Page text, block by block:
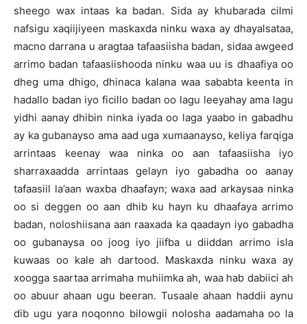
sheego wax intaas ka badan. Sida ay khubarada cilmi
nafsigu xaqiijiyeen maskaxda ninku waxa ay dhayalsataa,
macno darrana u aragtaa tafaasiisha badan, sidaa awgeed
arrimo badan tafaasiishooda ninku waa uu is dhaafiya oo
dheg uma dhigo, dhinaca kalana waa sababta keenta in
hadallo badan iyo ficillo badan oo lagu leeyahay ama lagu
yidhi aanay dhibin ninka iyada oo laga yaabo in gabadhu
ay ka gubanayso ama aad uga xumaanayso, keliya farqiga
arrintaas keenay waa ninka oo aan tafaasiisha iyo
sharraxaadda arrintaas gelayn iyo gabadha oo aanay
tafaasiil la’aan waxba dhaafayn; waxa aad arkaysaa ninka
oo si deggen oo aan dhib ku hayn ku dhaafaya arrimo
badan, noloshiisana aan raaxada ka qaadayn iyo gabadha
oo gubanaysa oo joog iyo jiifba u diiddan arrimo isla
kuwaas oo kale ah dartood. Maskaxda ninku waxa ay
xoogga saartaa arrimaha muhiimka ah, waa hab dabiici ah
oo abuur ahaan ugu beeran. Tusaale ahaan haddii aynu
dib ugu yara noqonno bilowgii nolosha aadamaha oo la